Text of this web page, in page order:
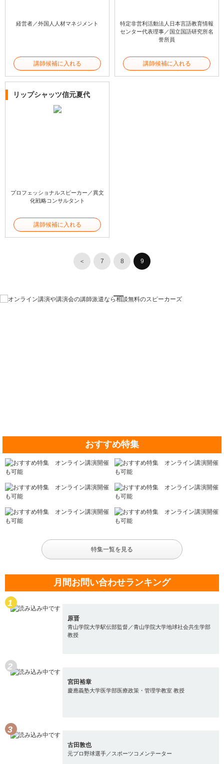
経営者／外国人人材マネジメント
講師候補に入れる
特定非営利活動法人日本言語教育情報
センター代表理事／国立国語研究所名
誉所員
講師候補に入れる
リップシャッツ信元夏代
プロフェッショナルスピーカー／異文
化戦略コンサルタント
講師候補に入れる
＜ 7 8 9
おすすめ特集
特集一覧を見る
月間お問い合わせランキング
原晋
青山学院大学駅伝部監督／青山学院大学地球社会共生学部
教授
宮田裕章
慶應義塾大学医学部医療政策・管理学教室 教授
古田敦也
元プロ野球選手／スポーツコメンテーター